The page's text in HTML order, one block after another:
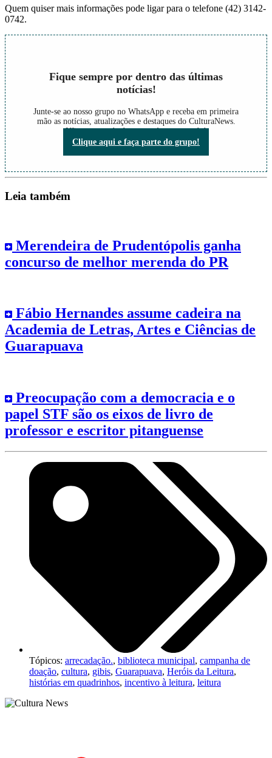
Quem quiser mais informações pode ligar para o telefone (42) 3142-
0742.
Fique sempre por dentro das últimas
notícias!
Junte-se ao nosso grupo no WhatsApp e receba em primeira
mão as notícias, atualizações e destaques do CulturaNews.
Não perca nada do que está acontecendo!
Clique aqui e faça parte do grupo!
Leia também
Merendeira de Prudentópolis ganha
concurso de melhor merenda do PR
Fábio Hernandes assume cadeira na
Academia de Letras, Artes e Ciências de
Guarapuava
Preocupação com a democracia e o
papel STF são os eixos de livro de
professor e escritor pitanguense
Tópicos: arrecadação., biblioteca municipal, campanha de
doação, cultura, gibis, Guarapuava, Heróis da Leitura,
histórias em quadrinhos, incentivo à leitura, leitura